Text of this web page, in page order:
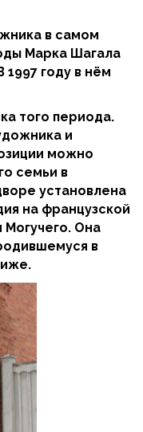
в самом
Марка Шагала
году в нём
того периода.
и
можно
семьи в
установлена
на французской
Могучего. Она
в